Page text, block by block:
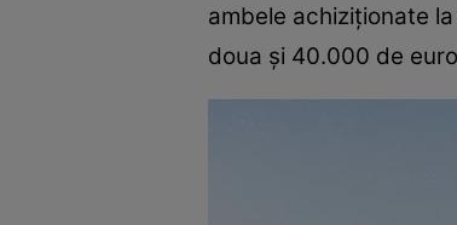
ambele achiziţionate
doua şi 40.000 de